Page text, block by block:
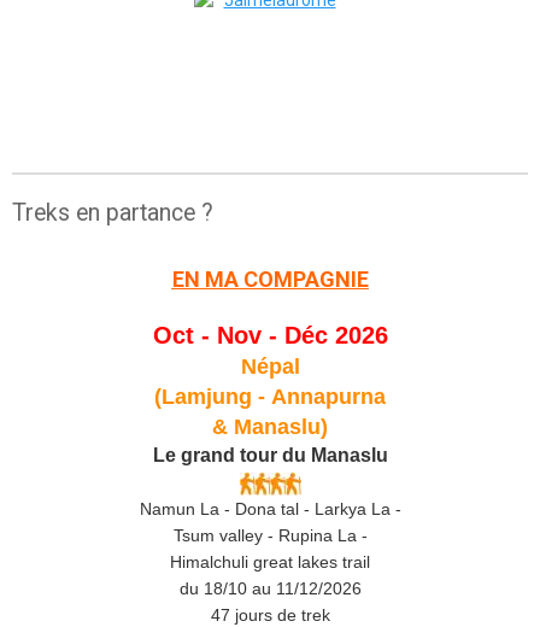
Treks en partance ?
EN MA COMPAGNIE
Oct - Nov - Déc 2026
Népal
(Lamjung - Annapurna
& Manaslu)
Le grand tour du Manaslu
Namun La - Dona tal - Larkya La -
Tsum valley - Rupina La -
Himalchuli great lakes trail
du 18/10 au 11/12/2026
47 jours de trek